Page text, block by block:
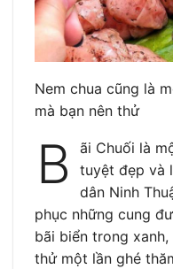
Nem chua cũng là
mà bạn nên thử
B
ãi Chuối là
tuyệt đẹp và
dân Ninh
phục những cung
bãi biển trong
thử một lần ghé